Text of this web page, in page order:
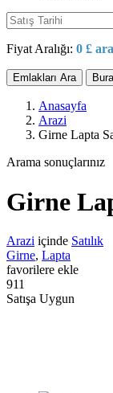
Fiyat Aralığı: 0 £
Emlakları Ara
Anasayfa
Arazi
Girne Lapta
Arama sonuçlarınız
Girne
Arazi içinde Satılık
Girne, Lapta
favorilere ekle
911
Satışa Uygun